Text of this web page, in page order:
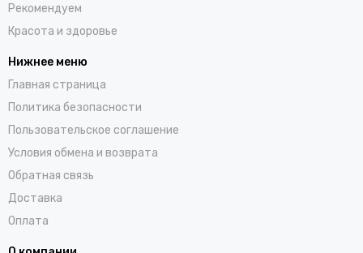
Рекомендуем
Красота и здоровье
Нижнее меню
Главная страница
Политика безопасности
Пользовательское соглашение
Условия обмена и возврата
Обратная связь
Доставка
Оплата